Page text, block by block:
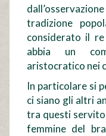
tradizione
considerato il
abbia un
aristocratico nei
In particolare si
ci siano gli altri
tra questi
femmine del